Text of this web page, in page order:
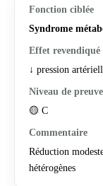
Syndrome
↓ pression
🟡 C
Réduction
hétérogènes